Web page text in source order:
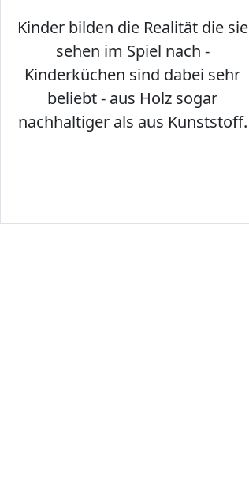
Kinder bilden die Realität die sie
sehen im Spiel nach -
Kinderküchen sind dabei sehr
beliebt - aus Holz sogar
nachhaltiger als aus Kunststoff.